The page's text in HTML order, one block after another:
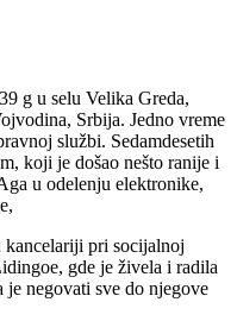
g u selu Velika Greda,
Srbija. Jedno vreme
službi. Sedamdesetih
koji je došao nešto ranije i
u odelenju elektronike,
kancelariji pri socijalnoj
gde je živela i radila
je negovati sve do njegove